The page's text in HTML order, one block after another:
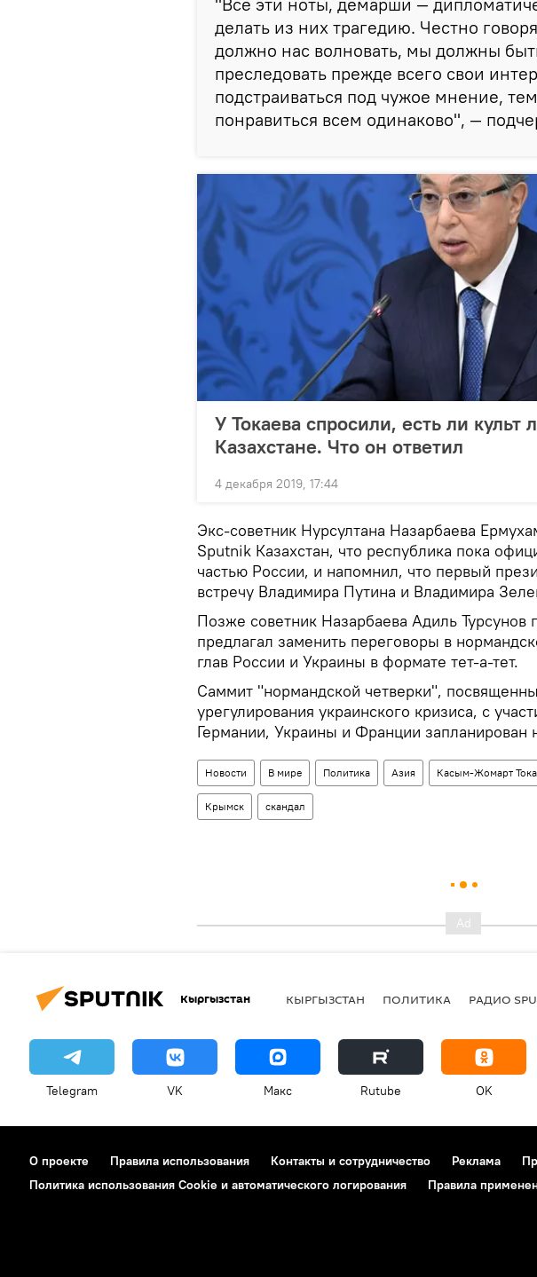
делать из них трагедию. Честно
должно нас волновать, мы должны
преследовать прежде всего свои
подстраиваться под чужое мнение,
понравиться всем одинаково", —
У Токаева спросили, есть ли культ
Казахстане. Что он ответил
4 декабря 2019, 17:44
Экс-советник Нурсултана Назарбаева
Sputnik Казахстан, что республика пока
частью России, и напомнил, что первый
встречу Владимира Путина и Владимира
Позже советник Назарбаева Адиль Турсунов
предлагал заменить переговоры в
глав России и Украины в формате тет-а-тет.
Саммит "нормандской четверки",
урегулирования украинского кризиса, с
Германии, Украины и Франции запланирован
Новости В мире Политика Азия Касым-Жомарт
Крымск скандал
Кыргызстан КЫРГЫЗСТАН ПОЛИТИКА РАДИО
Telegram VK Макс Rutube OK
О проекте Правила использования Контакты и сотрудничество Реклама
Политика использования Cookie и автоматического логирования
Правила